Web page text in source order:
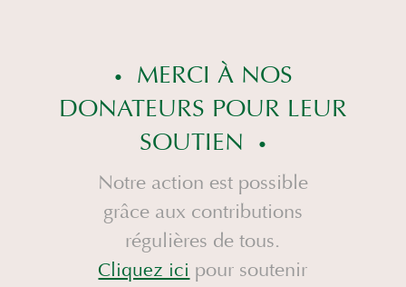
MERCI À NOS
DONATEURS POUR LEUR
SOUTIEN
Notre action est possible
grâce aux contributions
régulières de tous.
Cliquez ici pour soutenir